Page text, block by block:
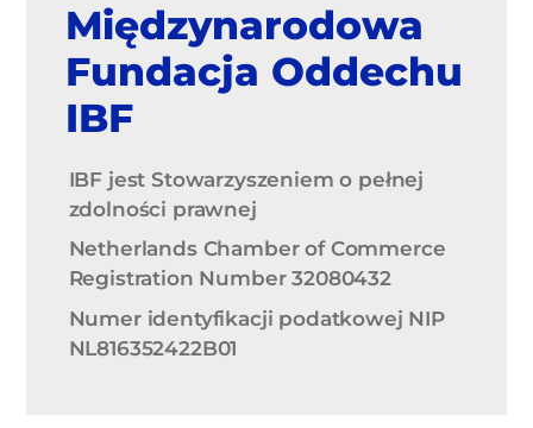
Międzynarodowa
Fundacja Oddechu
IBF
IBF jest Stowarzyszeniem o pełnej
zdolności prawnej
Netherlands Chamber of Commerce
Registration Number 32080432
Numer identyfikacji podatkowej NIP
NL816352422B01